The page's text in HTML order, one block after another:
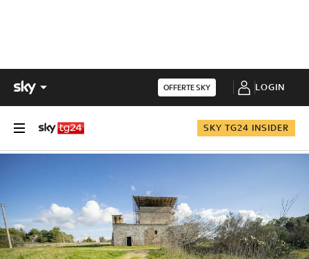
OFFERTE SKY LOGIN
SKY TG24 INSIDER